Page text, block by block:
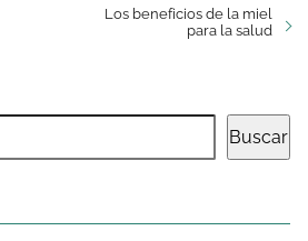
Los beneficios de la miel
para la salud
Buscar